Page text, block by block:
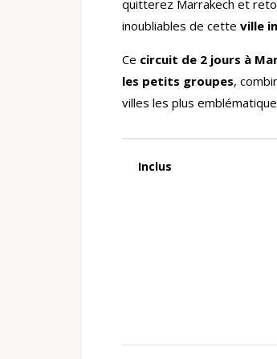
quitterez Marrakech et
inoubliables de cette ville
Ce circuit de 2 jours à
les petits groupes,
villes les plus
Inclus